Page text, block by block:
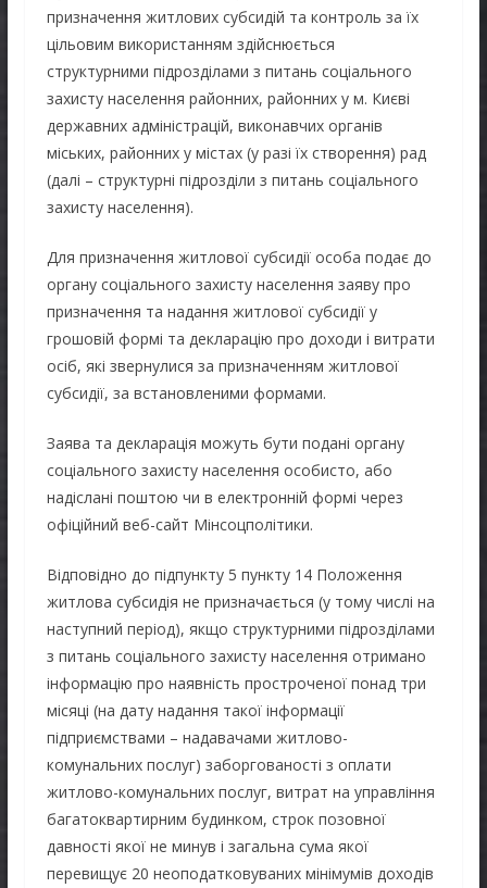
призначення житлових субсидій та контроль за їх
цільовим використанням здійснюється
структурними підрозділами з питань соціального
захисту населення районних, районних у м. Києві
державних адміністрацій, виконавчих органів
міських, районних у містах (у разі їх створення) рад
(далі – структурні підрозділи з питань соціального
захисту населення).
Для призначення житлової субсидії особа подає до
органу соціального захисту населення заяву про
призначення та надання житлової субсидії у
грошовій формі та декларацію про доходи і витрати
осіб, які звернулися за призначенням житлової
субсидії, за встановленими формами.
Заява та декларація можуть бути подані органу
соціального захисту населення особисто, або
надіслані поштою чи в електронній формі через
офіційний веб-сайт Мінсоцполітики.
Відповідно до підпункту 5 пункту 14 Положення
житлова субсидія не призначається (у тому числі на
наступний період), якщо структурними підрозділами
з питань соціального захисту населення отримано
інформацію про наявність простроченої понад три
місяці (на дату надання такої інформації
підприємствами – надавачами житлово-
комунальних послуг) заборгованості з оплати
житлово-комунальних послуг, витрат на управління
багатоквартирним будинком, строк позовної
давності якої не минув і загальна сума якої
перевищує 20 неоподатковуваних мінімумів доходів